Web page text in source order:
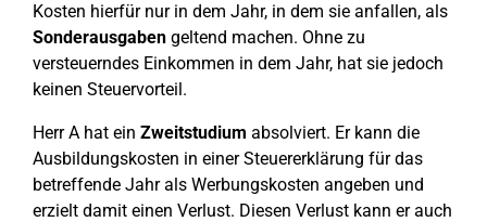
Kosten hierfür nur in dem Jahr, in dem sie anfallen, als
Sonderausgaben geltend machen. Ohne zu
versteuerndes Einkommen in dem Jahr, hat sie jedoch
keinen Steuervorteil.
Herr A hat ein Zweitstudium absolviert. Er kann die
Ausbildungskosten in einer Steuererklärung für das
betreffende Jahr als Werbungskosten angeben und
erzielt damit einen Verlust. Diesen Verlust kann er auch